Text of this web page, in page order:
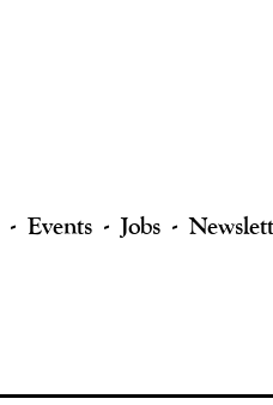
Events Jobs